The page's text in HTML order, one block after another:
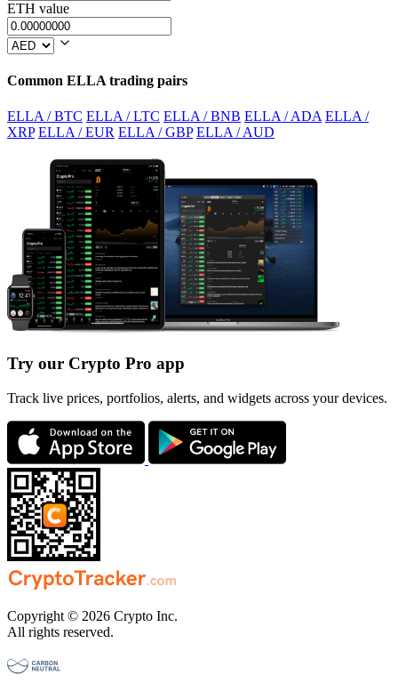
ETH value
Common ELLA trading pairs
ELLA / BTC ELLA / LTC ELLA / BNB ELLA / ADA ELLA /
XRP ELLA / EUR ELLA / GBP ELLA / AUD
Try our Crypto Pro app
Track live prices, portfolios, alerts, and widgets across your devices.
Copyright © 2026 Crypto Inc.
All rights reserved.